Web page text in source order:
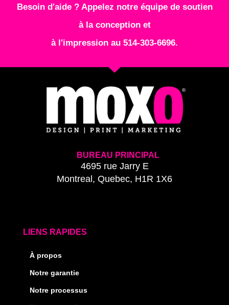
Besoin d'aide ? Appelez notre équipe de soutien
à la conception et
à l'impression au 514-303-6696.
BUREAU PRINCIPAL
4695 rue Jarry E
Montreal, Quebec, H1R 1X6
LIENS RAPIDES
À propos
Notre garantie
Notre processus